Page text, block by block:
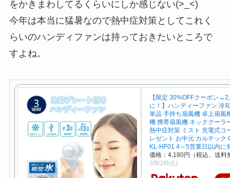
をかきまわしてるくらいにしか感じない(>_<)
今年は本当に猛暑なので熱中症対策としてこれく
らいのハンディファンは持っておきたいところで
すよね。
【限定 30%OFFクーポン
に！】ハンディーファン 冷
単品 手持ち扇風機 卓上扇風
機 携帯扇風機 ネッククーラ
熱中症対策 ミスト 充電式コ
レゼント お中元 カルテック
KL-HF01 4～5営業日以内に
価格：4,180円（税込、送料
3/8/1時点)